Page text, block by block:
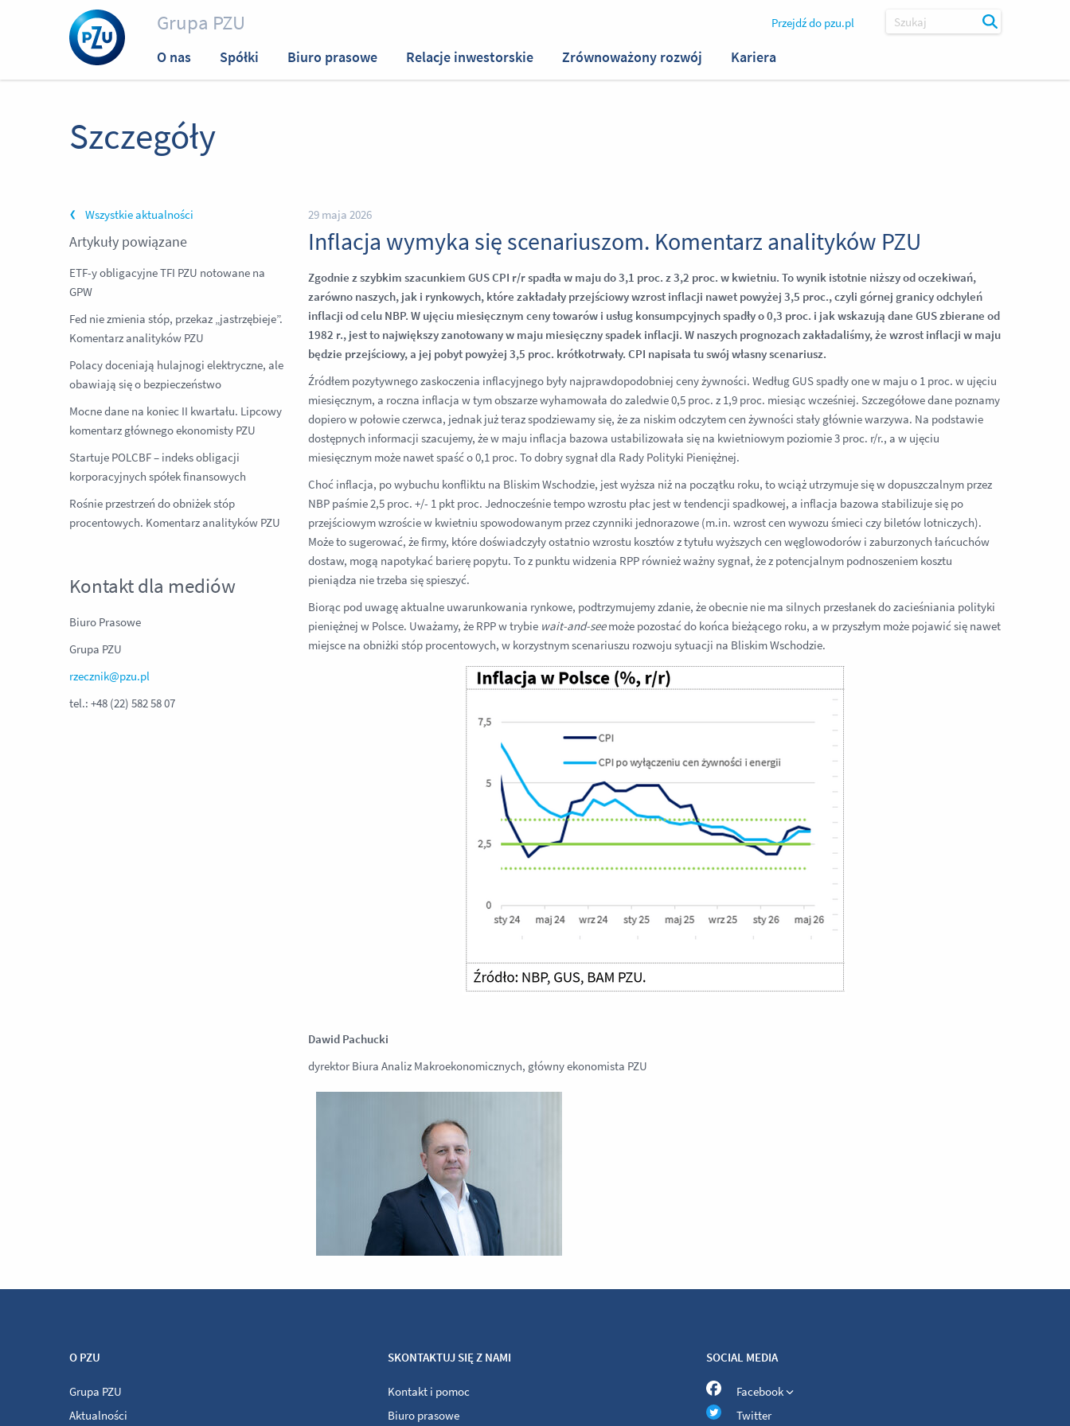
Grupa PZU
Przejdź do pzu.pl
Szukaj
O nas Spółki Biuro prasowe Relacje inwestorskie Zrównoważony rozwój Kariera
Szczegóły
Wszystkie aktualności
Artykuły powiązane
ETF-y obligacyjne TFI PZU notowane na
GPW
Fed nie zmienia stóp, przekaz „jastrzębieje”.
Komentarz analityków PZU
Polacy doceniają hulajnogi elektryczne, ale
obawiają się o bezpieczeństwo
Mocne dane na koniec II kwartału. Lipcowy
komentarz głównego ekonomisty PZU
Startuje POLCBF – indeks obligacji
korporacyjnych spółek finansowych
Rośnie przestrzeń do obniżek stóp
procentowych. Komentarz analityków PZU
Kontakt dla mediów
Biuro Prasowe
Grupa PZU
rzecznik@pzu.pl
tel.: +48 (22) 582 58 07
29 maja 2026
Inflacja wymyka się scenariuszom. Komentarz analityków PZU
Zgodnie z szybkim szacunkiem GUS CPI r/r spadła w maju do 3,1 proc. z 3,2 proc. w kwietniu. To wynik istotnie niższy od oczekiwań,
zarówno naszych, jak i rynkowych, które zakładały przejściowy wzrost inflacji nawet powyżej 3,5 proc., czyli górnej granicy odchyleń
inflacji od celu NBP. W ujęciu miesięcznym ceny towarów i usług konsumpcyjnych spadły o 0,3 proc. i jak wskazują dane GUS zbierane od
1982 r., jest to największy zanotowany w maju miesięczny spadek inflacji. W naszych prognozach zakładaliśmy, że wzrost inflacji w maju
będzie przejściowy, a jej pobyt powyżej 3,5 proc. krótkotrwały. CPI napisała tu swój własny scenariusz.
Źródłem pozytywnego zaskoczenia inflacyjnego były najprawdopodobniej ceny żywności. Według GUS spadły one w maju o 1 proc. w ujęciu
miesięcznym, a roczna inflacja w tym obszarze wyhamowała do zaledwie 0,5 proc. z 1,9 proc. miesiąc wcześniej. Szczegółowe dane poznamy
dopiero w połowie czerwca, jednak już teraz spodziewamy się, że za niskim odczytem cen żywności stały głównie warzywa. Na podstawie
dostępnych informacji szacujemy, że w maju inflacja bazowa ustabilizowała się na kwietniowym poziomie 3 proc. r/r., a w ujęciu
miesięcznym może nawet spaść o 0,1 proc. To dobry sygnał dla Rady Polityki Pieniężnej.
Choć inflacja, po wybuchu konfliktu na Bliskim Wschodzie, jest wyższa niż na początku roku, to wciąż utrzymuje się w dopuszczalnym przez
NBP paśmie 2,5 proc. +/- 1 pkt proc. Jednocześnie tempo wzrostu płac jest w tendencji spadkowej, a inflacja bazowa stabilizuje się po
przejściowym wzroście w kwietniu spowodowanym przez czynniki jednorazowe (m.in. wzrost cen wywozu śmieci czy biletów lotniczych).
Może to sugerować, że firmy, które doświadczyły ostatnio wzrostu kosztów z tytułu wyższych cen węglowodorów i zaburzonych łańcuchów
dostaw, mogą napotykać barierę popytu. To z punktu widzenia RPP również ważny sygnał, że z potencjalnym podnoszeniem kosztu
pieniądza nie trzeba się spieszyć.
Biorąc pod uwagę aktualne uwarunkowania rynkowe, podtrzymujemy zdanie, że obecnie nie ma silnych przesłanek do zacieśniania polityki
pieniężnej w Polsce. Uważamy, że RPP w trybie wait-and-seemoże pozostać do końca bieżącego roku, a w przyszłym może pojawić się nawet
miejsce na obniżki stóp procentowych, w korzystnym scenariuszu rozwoju sytuacji na Bliskim Wschodzie.
Dawid Pachucki
dyrektor Biura Analiz Makroekonomicznych, główny ekonomista PZU
O PZU
Grupa PZU
Aktualności
SKONTAKTUJ SIĘ Z NAMI
Kontakt i pomoc
Biuro prasowe
SOCIAL MEDIA
Facebook
Twitter